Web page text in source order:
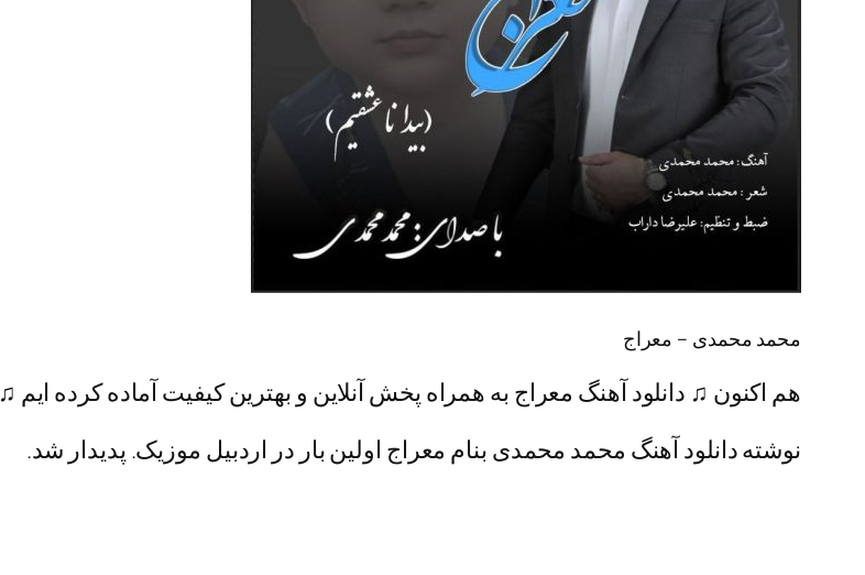
محمد محمدی – معراج
هم اکنون ♫ دانلود آهنگ معراج به همراه پخش آنلاین و بهترین کیفیت آماده کرده ایم ♫
نوشته دانلود آهنگ محمد محمدی بنام معراج اولین بار در اردبیل موزیک. پدیدار شد.